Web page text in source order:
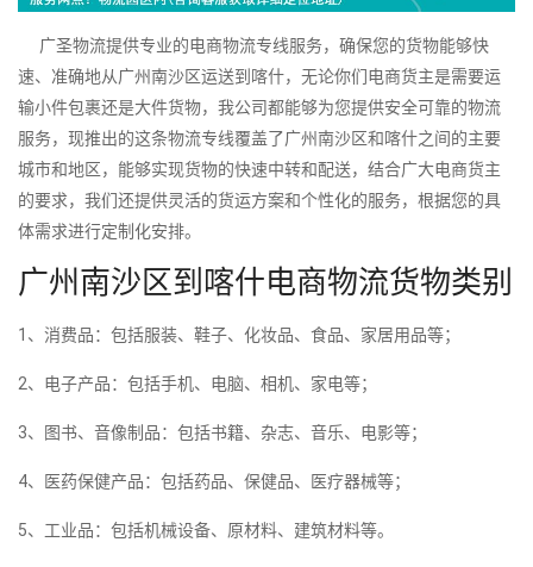
广圣物流提供专业的电商物流专线服务，确保您的货物能够快
速、准确地从广州南沙区运送到喀什，无论你们电商货主是需要运
输小件包裹还是大件货物，我公司都能够为您提供安全可靠的物流
服务，现推出的这条物流专线覆盖了广州南沙区和喀什之间的主要
城市和地区，能够实现货物的快速中转和配送，结合广大电商货主
的要求，我们还提供灵活的货运方案和个性化的服务，根据您的具
体需求进行定制化安排。
广州南沙区到喀什电商物流货物类别
1、消费品：包括服装、鞋子、化妆品、食品、家居用品等；
2、电子产品：包括手机、电脑、相机、家电等；
3、图书、音像制品：包括书籍、杂志、音乐、电影等；
4、医药保健产品：包括药品、保健品、医疗器械等；
5、工业品：包括机械设备、原材料、建筑材料等。